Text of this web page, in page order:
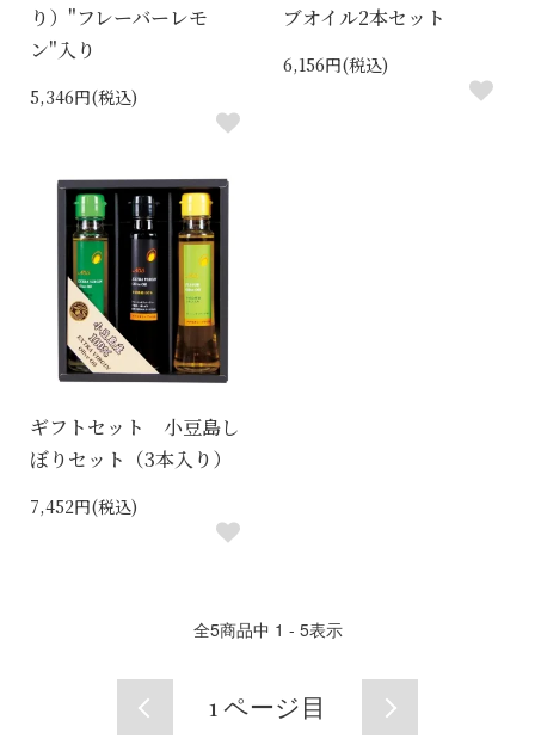
り）"フレーバーレモ
ン"入り
5,346円(税込)
ブオイル2本セット
6,156円(税込)
ギフトセット 小豆島し
ぼりセット（3本入り）
7,452円(税込)
全5商品中 1 - 5表示
1 ページ目